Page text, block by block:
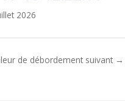
2026
de débordement suivant →